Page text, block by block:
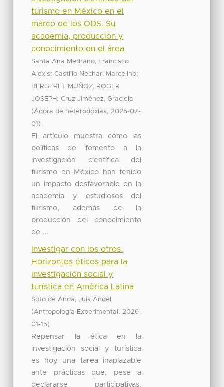
turismo en México en el
marco de los ODS. Su
academia, producción y
conocimiento en el área
Santa Ana Medrano, Francisco
Alexis;Castillo Nechar, Marcelino;
BERGERET MUÑOZ, ROGER
JOSEPH;Cruz Jiménez, Graciela
(Ágora de heterodoxias, 2025-07-
01 )
El artículo muestra cómo las
políticas de fomento a la
investigación científica del
turismo en México han tenido
un impacto desfavorable en la
academia y estudiosos del
turismo, además de la
producción del conocimiento
de ...
Investigar con los otros.
Horizontes éticos para la
investigación social y
turística en América Latina
Soto de Anda, Luis Angel
(Antropología Experimental , 2026-
01-15)
Repensar la ética en la
investigación social y turística
es hoy una tarea inaplazable
ante prácticas que, pese a
declararse participativas,